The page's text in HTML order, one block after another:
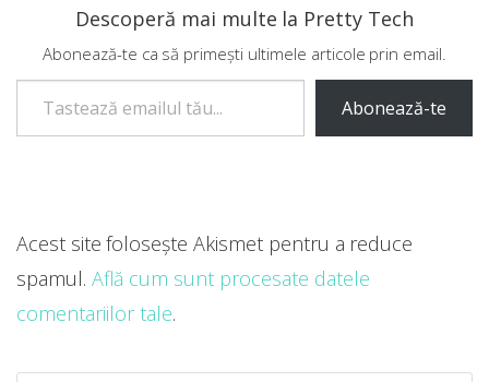
Descoperă mai multe la Pretty Tech
Abonează-te ca să primești ultimele articole prin email.
Tastează emailul tău...
Abonează-te
Acest site folosește Akismet pentru a reduce
spamul. Află cum sunt procesate datele
comentariilor tale.